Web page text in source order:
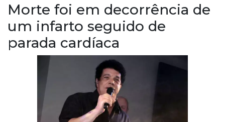
Morte foi em decorrência de
um infarto seguido de
parada cardíaca